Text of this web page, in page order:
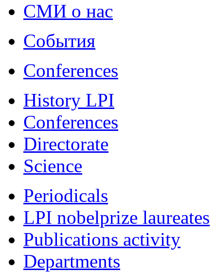
СМИ о нас
События
Conferences
History LPI
Conferences
Directorate
Science
Periodicals
LPI nobelprize laureates
Publications activity
Departments